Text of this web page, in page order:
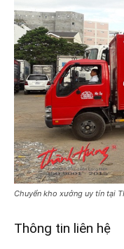
Chuyển kho xưởng uy tín tại
Thông tin liên hệ